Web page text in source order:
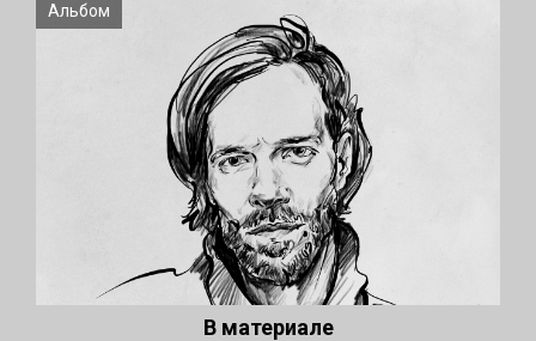
Альбом
В материале